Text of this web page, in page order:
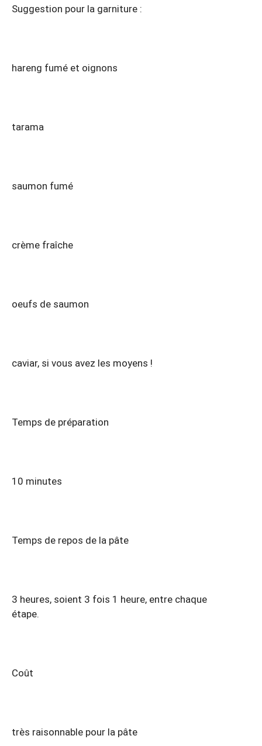
Suggestion pour la garniture :
hareng fumé et oignons
tarama
saumon fumé
crème fraîche
oeufs de saumon
caviar, si vous avez les moyens !
Temps de préparation
10 minutes
Temps de repos de la pâte
3 heures, soient 3 fois 1 heure, entre chaque
étape.
Coût
très raisonnable pour la pâte